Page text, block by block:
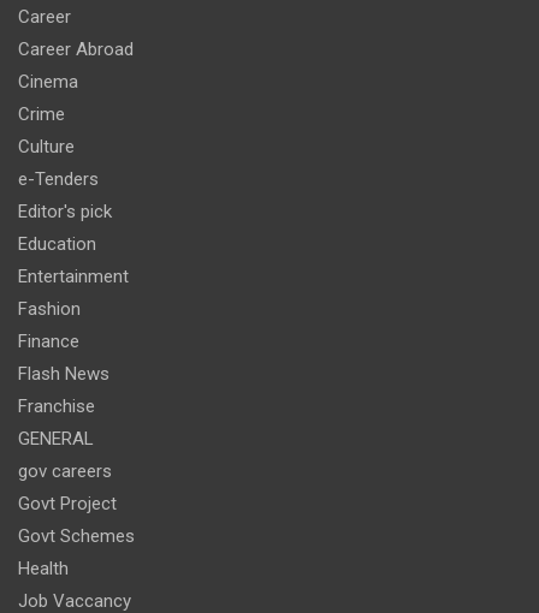
Career
Career Abroad
Cinema
Crime
Culture
e-Tenders
Editor's pick
Education
Entertainment
Fashion
Finance
Flash News
Franchise
GENERAL
gov careers
Govt Project
Govt Schemes
Health
Job Vaccancy